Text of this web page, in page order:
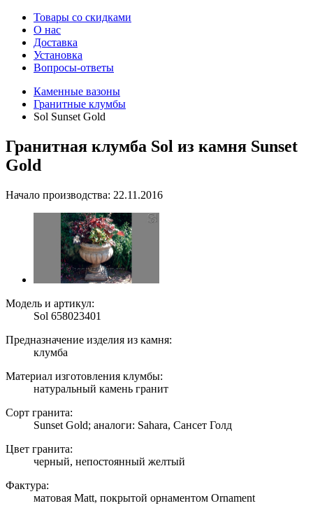
Товары со скидками
О нас
Доставка
Установка
Вопросы-ответы
Каменные вазоны
Гранитные клумбы
Sol Sunset Gold
Гранитная клумба Sol из камня Sunset
Gold
Начало производства: 22.11.2016
Модель и артикул:
Sol 658023401
Предназначение изделия из камня:
клумба
Материал изготовления клумбы:
натуральный камень гранит
Сорт гранита:
Sunset Gold; аналоги: Sahara, Сансет Голд
Цвет гранита:
черный, непостоянный желтый
Фактура:
матовая Matt, покрытой орнаментом Ornament